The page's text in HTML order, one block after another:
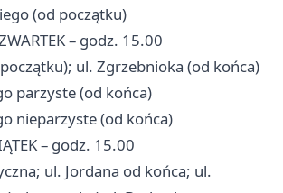
(od początku)
– godz. 15.00
ul. Zgrzebnioka (od końca)
parzyste (od końca)
nieparzyste (od końca)
– godz. 15.00
ul. Jordana od końca; ul.